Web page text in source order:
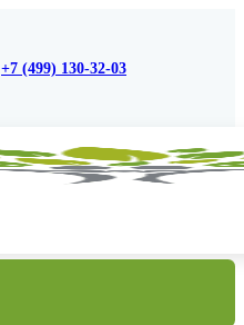
+7 (499) 130-32-03